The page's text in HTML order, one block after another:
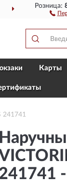
Розница:
Карты
241741